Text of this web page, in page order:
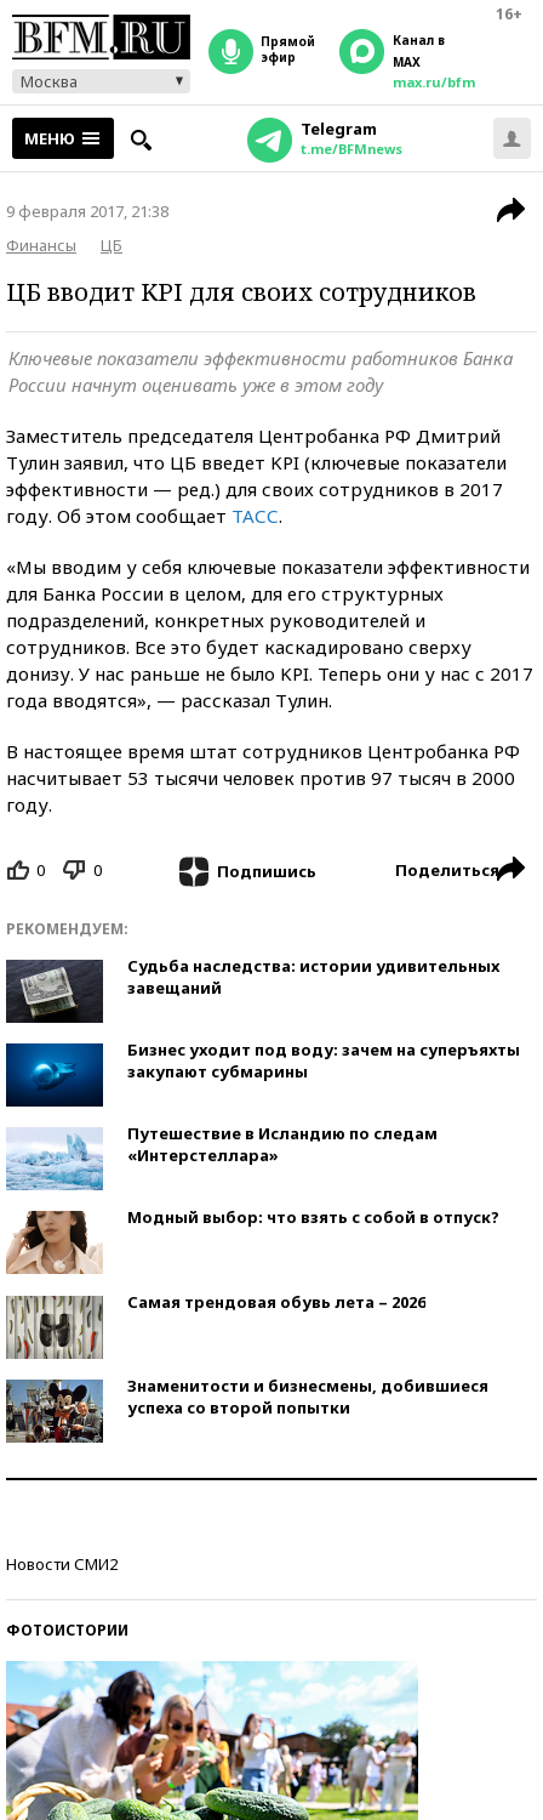
16+
Москва
прямой
эфир
Канал в
MAX
max.ru/bfm
МЕНЮ Telegram
t.me/BFMnews
9 февраля 2017, 21:38
Финансы
ЦБ
ЦБ вводит KPI для своих сотрудников
Ключевые показатели эффективности работников Банка
России начнут оценивать уже в этом году
Заместитель председателя Центробанка РФ Дмитрий
Тулин заявил, что ЦБ введет KPI (ключевые показатели
эффективности — ред.) для своих сотрудников в 2017
году. Об этом сообщает ТАСС.
«Мы вводим у себя ключевые показатели эффективности
для Банка России в целом, для его структурных
подразделений, конкретных руководителей и
сотрудников. Все это будет каскадировано сверху
донизу. У нас раньше не было KPI. Теперь они у нас с 2017
года вводятся», — рассказал Тулин.
В настоящее время штат сотрудников Центробанка РФ
насчитывает 53 тысячи человек против 97 тысяч в 2000
году.
0 0 Подпишись Поделиться
РЕКОМЕНДУЕМ:
Судьба наследства: истории удивительных
завещаний
Бизнес уходит под воду: зачем на суперъяхты
закупают субмарины
Путешествие в Исландию по следам
«Интерстеллара»
Модный выбор: что взять с собой в отпуск?
Самая трендовая обувь лета – 2026
Знаменитости и бизнесмены, добившиеся
успеха со второй попытки
Новости СМИ2
ФОТОИСТОРИИ